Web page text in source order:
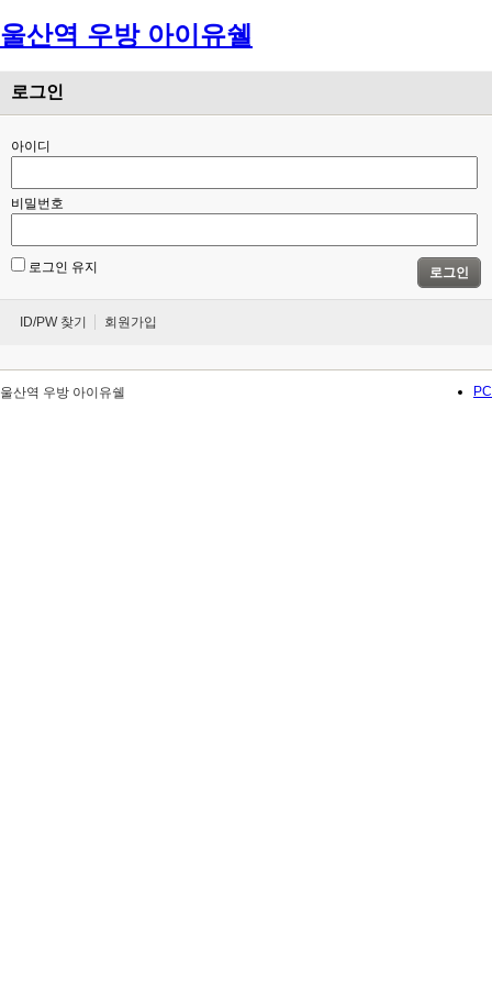
울산역 우방 아이유쉘
로그인
아이디
비밀번호
로그인 유지 로그인
ID/PW 찾기 회원가입
PC
울산역 우방 아이유쉘